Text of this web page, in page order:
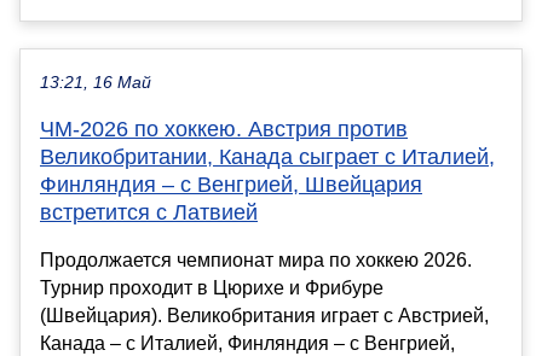
13:21, 16 Май
ЧМ-2026 по хоккею. Австрия против
Великобритании, Канада сыграет с Италией,
Финляндия – с Венгрией, Швейцария
встретится с Латвией
Продолжается чемпионат мира по хоккею 2026.
Турнир проходит в Цюрихе и Фрибуре
(Швейцария). Великобритания играет с Австрией,
Канада – с Италией, Финляндия – с Венгрией,